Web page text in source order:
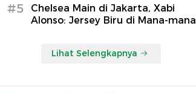
#5
Chelsea Main di Jakarta, Xabi
Alonso: Jersey Biru di Mana-mana
Lihat Selengkapnya